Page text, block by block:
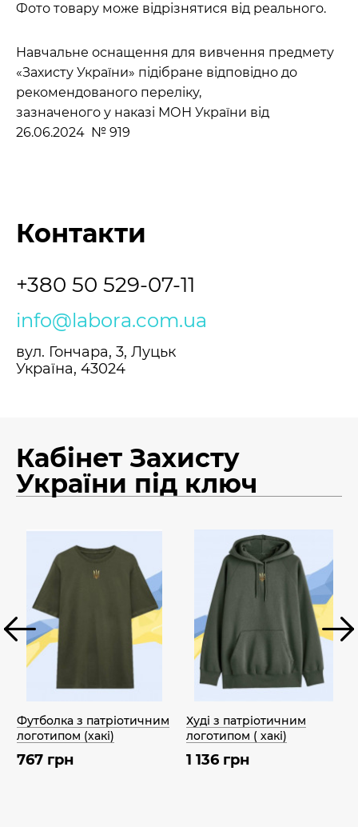
Фото товару може відрізнятися від реального.
Навчальне оснащення для вивчення предмету
«Захисту України» підібране відповідно до
рекомендованого переліку,
зазначеного у наказі МОН України від
26.06.2024 № 919
Контакти
+380 50 529-07-11
info@labora.com.ua
вул. Гончара, 3, Луцьк
Україна, 43024
Кабінет Захисту
України під ключ
Футболка з патріотичним
логотипом (хакі)
767 грн
Худі з патріотичним
логотипом ( хакі)
1 136 грн